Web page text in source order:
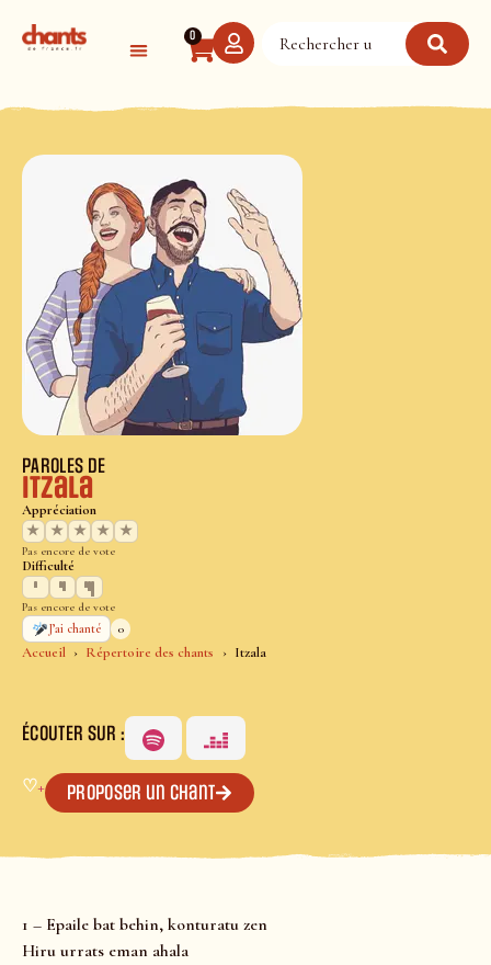
0
Accueil Répertoire des chants Itzala
PAROLES DE
Itzala
Appréciation
★
★ ★ ★ ★
Pas encore de vote
Difficulté
Pas encore de vote
J’ai chanté
0
ÉCOUTER SUR :
♡+ Proposer un chant
1 – Epaile bat behin, konturatu zen
Hiru urrats eman ahala